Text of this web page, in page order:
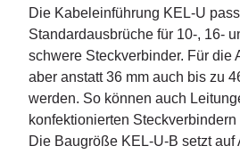
Die Kabeleinführung KEL-U
Standardausbrüche für 10-, 16-
schwere Steckverbinder. Für die
aber anstatt 36 mm auch bis zu
werden. So können auch
konfektionierten
Die Baugröße KEL-U-B setzt auf